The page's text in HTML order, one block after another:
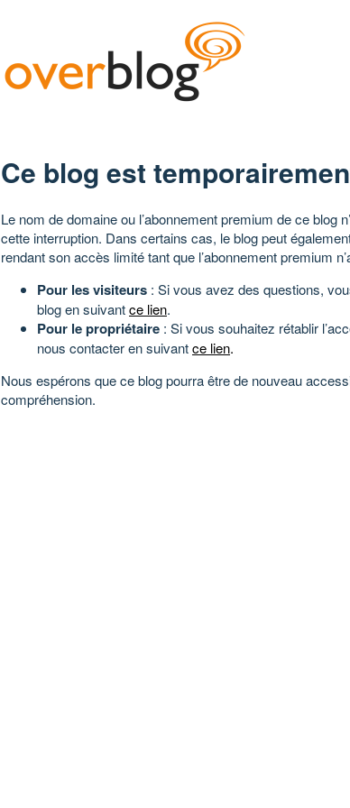
Ce blog est
Le nom de domaine ou l’abonnement premium de ce blog
cette interruption. Dans certains cas, le blog peut
rendant son accès limité tant que l’abonnement premium
Pour les visiteurs : Si vous avez des questions,
blog en suivantce lien.
Pour le propriétaire : Si vous souhaitez rétablir
nous contacter en suivantce lien.
Nous espérons que ce blog pourra être de nouveau
compréhension.